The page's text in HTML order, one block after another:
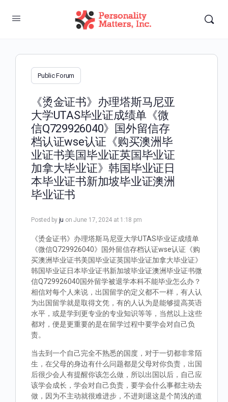
Public Forum
《烫金证书》办理塔斯马尼亚
大学UTAS毕业证成绩单《微
信Q729926040》国外留信存
档认证wse认证《购买澳洲毕
业证书美国毕业证英国毕业证
加拿大毕业证》韩国毕业证日
本毕业证书新加坡毕业证澳洲
毕业证书
Posted by ju on June 17, 2024 at 1:18 pm
《烫金证书》办理塔斯马尼亚大学UTAS毕业证成绩单
《微信Q729926040》国外留信存档认证wse认证《购
买澳洲毕业证书美国毕业证英国毕业证加拿大毕业证》
韩国毕业证日本毕业证书新加坡毕业证澳洲毕业证书微
信Q729926040国外留学被退学本科不能毕业怎么办？
相信对每个人来说，出国留学的定义都不一样，有人认
为出国留学就是取得文凭，有的人认为是能够提高英语
水平，或是学到更专业的专业知识等等，当然以上这些
都对，便是更重要的是在留学过程中要学会对自己负
责。
当去到一个自己完全不熟悉的国度，对于一切都非常陌
生，在父母的身边有什么问题都是父母对你负责，出国
后很少会人有提醒你该怎么做，所以出国以后，自己应
该学会成长，学会对自己负责，要学会什么事都主动去
做，因为不主动就很难进步，不进则退这是个简浅的道